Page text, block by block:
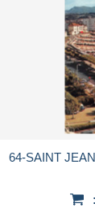
64-SAINT